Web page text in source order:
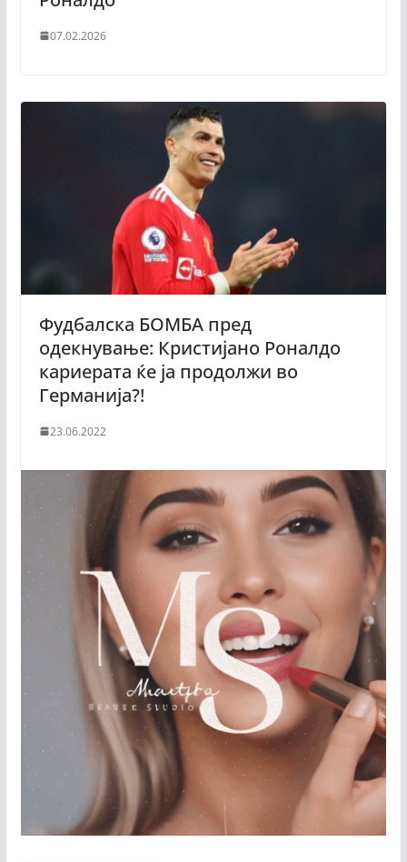
07.02.2026
Фудбалска БОМБА пред
одекнување: Кристијано Роналдо
кариерата ќе ја продолжи во
Германија?!
23.06.2022